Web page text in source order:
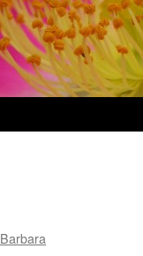
Barbara